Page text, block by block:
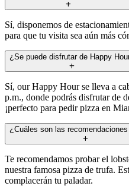
Sí, disponemos de
para que tu visita sea aún más
¿Se puede disfrutar de Happy
Sí, our Happy Hour se lleva a
p.m., donde podrás disfrutar de
¡perfecto para pedir pizza en
¿Cuáles son las
Te recomendamos probar el
nuestra famosa pizza de trufa.
complacerán tu paladar.